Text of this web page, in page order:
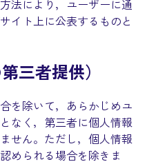
法により，ユーザーに通
イト上に公表するものと
三者提供）
を除いて，あらかじめユ
なく，第三者に個人情報
せん。ただし，個人情報
められる場合を除きま